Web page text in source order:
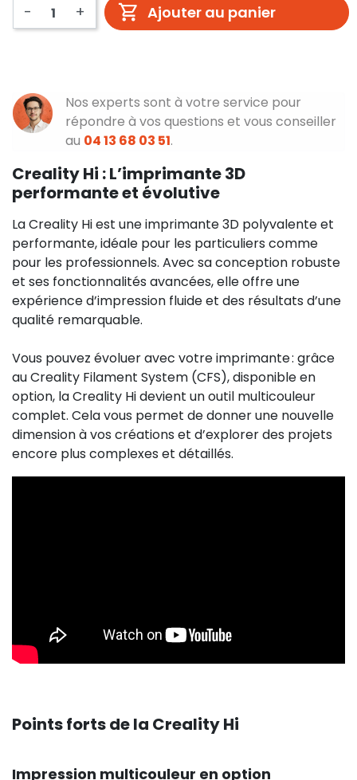
- + Ajouter au panier
Nos experts sont à votre service pour
répondre à vos questions et vous conseiller
au 04 13 68 03 51.
Creality Hi : L’imprimante 3D
performante et évolutive
La Creality Hi est une imprimante 3D polyvalente et
performante, idéale pour les particuliers comme
pour les professionnels. Avec sa conception robuste
et ses fonctionnalités avancées, elle offre une
expérience d’impression fluide et des résultats d’une
qualité remarquable.
Vous pouvez évoluer avec votre imprimante : grâce
au Creality Filament System (CFS), disponible en
option, la Creality Hi devient un outil multicouleur
complet. Cela vous permet de donner une nouvelle
dimension à vos créations et d’explorer des projets
encore plus complexes et détaillés.
Points forts de la Creality Hi
Impression multicouleur en option